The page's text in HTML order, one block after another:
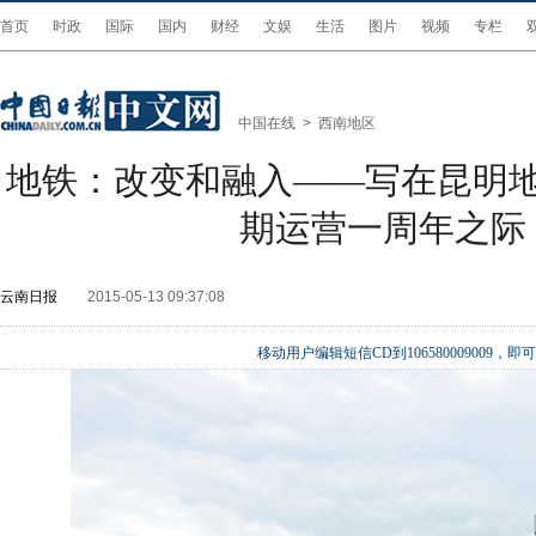
首页 时政 国际 国内 财经 文娱 生活 图片 视频 专栏
中国在线 > 西南地区
地铁：改变和融入——写在昆明
期运营一周年之际
云南日报 2015-05-13 09:37:08
移动用户编辑短信CD到106580009009，即